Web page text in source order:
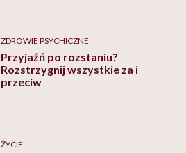
ZDROWIE PSYCHICZNE
Przyjaźń po rozstaniu?
Rozstrzygnij wszystkie za i
przeciw
ŻYCIE